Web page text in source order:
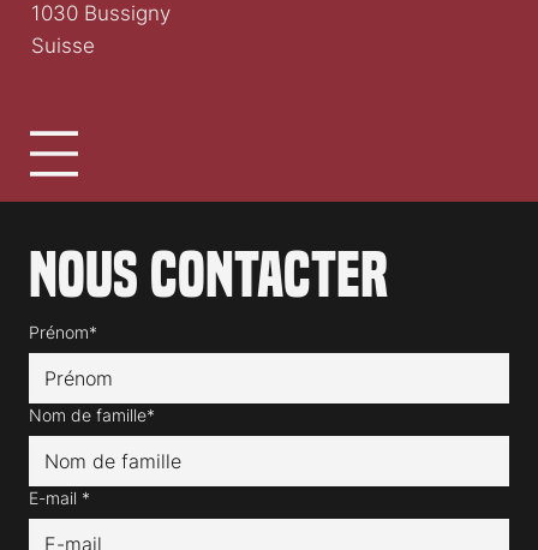
Nous contacter
Prénom*
Nom de famille*
E-mail *
1030 Bussigny
Suisse